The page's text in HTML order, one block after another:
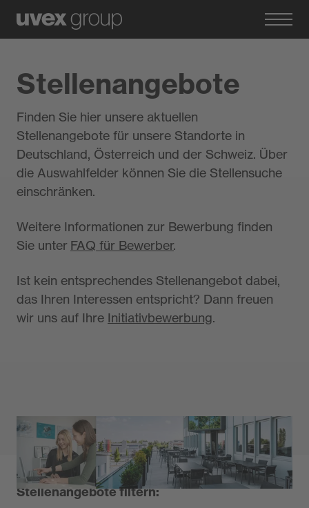
Stellenangebote
Finden Sie hier unsere aktuellen
Stellenangebote für unsere Standorte in
Deutschland, Österreich und der Schweiz. Über
die Auswahlfelder können Sie die Stellensuche
einschränken.
Weitere Informationen zur Bewerbung finden
Sie unter FAQ für Bewerber.
Ist kein entsprechendes Stellenangebot dabei,
das Ihren Interessen entspricht? Dann freuen
wir uns auf Ihre Initiativbewerbung.
Stellenangebote filtern: